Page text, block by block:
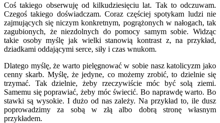
Coś takiego obserwuję od kilkudziesięciu lat. Tak to odczuwam.
Czegoś takiego doświadczam. Coraz częściej spotykam ludzi nie
zajmujących się niczym konkretnym, pogrążonych w nałogach, tak
zagubionych, że niezdolnych do pomocy samym sobie. Widząc
takie osoby myślę jak wielki stanowią kontrast z, na przykład,
dziadkami oddającymi serce, siły i czas wnukom.
Dlatego myślę, że warto pielęgnować w sobie nasz katolicyzm jako
cenny skarb. Myślę, że jedyne, co możemy zrobić, to dzielnie się
trzymać. Tak dzielnie, żeby rzeczywiście móc być solą ziemi.
Samemu się poprawiać, żeby móc świecić. Bo naprawdę warto. Bo
stawki są wysokie. I dużo od nas zależy. Na przykład to, ile dusz
poprowadzimy za sobą w złą albo dobrą stronę własnym
przykładem.